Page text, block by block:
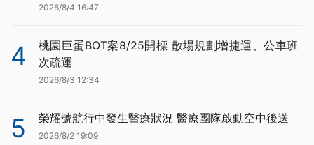
2026/8/4 16:47
4
桃園巨蛋BOT案8/25開標 散場規劃增捷運、公車班
次疏運
2026/8/3 12:34
5 榮耀號航行中發生醫療狀況 醫療團隊啟動空中後送
2026/8/2 19:09